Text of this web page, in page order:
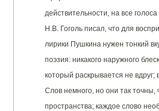
действительности, на все
Н.В. Гоголь писал, что для
лирики Пушкина нужен тонкий
поэзия: никакого наружного
который раскрывается не вдруг;
Слов немного, но они так
пространства; каждое слово